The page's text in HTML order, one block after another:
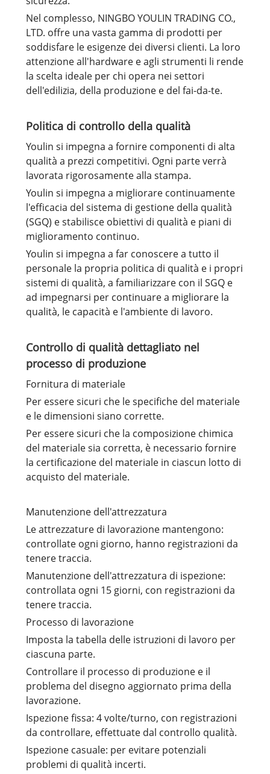
Nel complesso, NINGBO YOULIN TRADING CO.,
LTD. offre una vasta gamma di prodotti per
soddisfare le esigenze dei diversi clienti. La loro
attenzione all'hardware e agli strumenti li rende
la scelta ideale per chi opera nei settori
dell'edilizia, della produzione e del fai-da-te.
Politica di controllo della qualità
Youlin si impegna a fornire componenti di alta
qualità a prezzi competitivi. Ogni parte verrà
lavorata rigorosamente alla stampa.
Youlin si impegna a migliorare continuamente
l'efficacia del sistema di gestione della qualità
(SGQ) e stabilisce obiettivi di qualità e piani di
miglioramento continuo.
Youlin si impegna a far conoscere a tutto il
personale la propria politica di qualità e i propri
sistemi di qualità, a familiarizzare con il SGQ e
ad impegnarsi per continuare a migliorare la
qualità, le capacità e l'ambiente di lavoro.
Controllo di qualità dettagliato nel
processo di produzione
Fornitura di materiale
Per essere sicuri che le specifiche del materiale
e le dimensioni siano corrette.
Per essere sicuri che la composizione chimica
del materiale sia corretta, è necessario fornire
la certificazione del materiale in ciascun lotto di
acquisto del materiale.
Manutenzione dell'attrezzatura
Le attrezzature di lavorazione mantengono:
controllate ogni giorno, hanno registrazioni da
tenere traccia.
Manutenzione dell'attrezzatura di ispezione:
controllata ogni 15 giorni, con registrazioni da
tenere traccia.
Processo di lavorazione
Imposta la tabella delle istruzioni di lavoro per
ciascuna parte.
Controllare il processo di produzione e il
problema del disegno aggiornato prima della
lavorazione.
Ispezione fissa: 4 volte/turno, con registrazioni
da controllare, effettuate dal controllo qualità.
Ispezione casuale: per evitare potenziali
problemi di qualità incerti.